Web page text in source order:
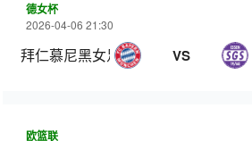
德女杯
2026-04-06 21:30
拜仁慕尼黑女足 VS
欧篮联